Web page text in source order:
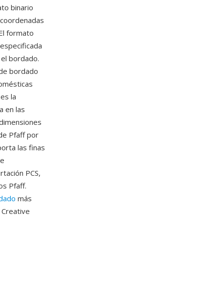
binario
formato
bordado.
bordado
la
en las
Pfaff por
las finas
PCS,
Pfaff.
más